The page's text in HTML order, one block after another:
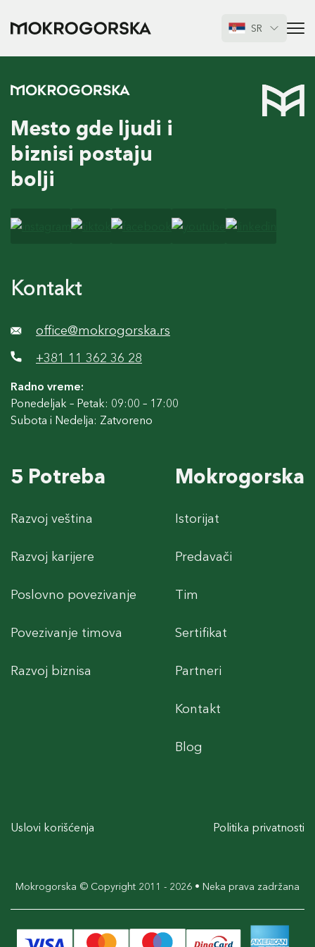
SR
Mesto gde ljudi i
biznisi postaju
bolji
Kontakt
office@mokrogorska.rs
+381 11 362 36 28
Radno vreme:
Ponedeljak – Petak: 09:00 – 17:00
Subota i Nedelja: Zatvoreno
5 Potreba
Razvoj veština
Razvoj karijere
Poslovno povezivanje
Povezivanje timova
Razvoj biznisa
Mokrogorska
Istorijat
Predavači
Tim
Sertifikat
Partneri
Kontakt
Blog
Uslovi korišćenja Politika privatnosti
Mokrogorska © Copyright 2011 - 2026 • Neka prava zadržana